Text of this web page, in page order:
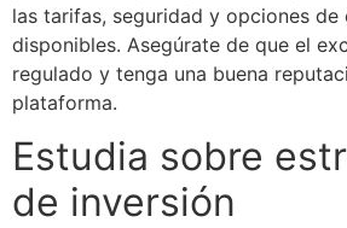
las tarifas, seguridad y opciones
disponibles. Asegúrate de que el
regulado y tenga una buena
plataforma.
Estudia sobre
de inversión